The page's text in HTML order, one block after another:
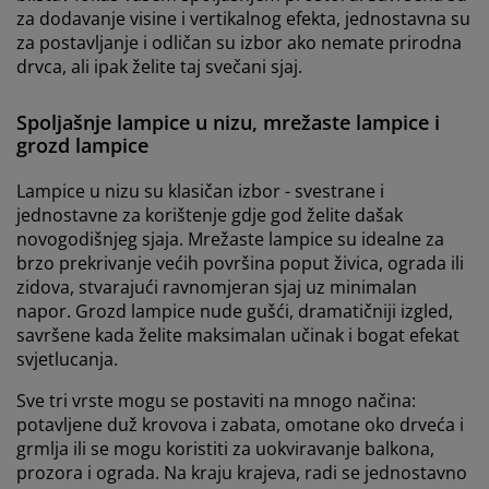
za dodavanje visine i vertikalnog efekta, jednostavna su
za postavljanje i odličan su izbor ako nemate prirodna
drvca, ali ipak želite taj svečani sjaj.
Spoljašnje lampice u nizu, mrežaste lampice i
grozd lampice
Lampice u nizu su klasičan izbor - svestrane i
jednostavne za korištenje gdje god želite dašak
novogodišnjeg sjaja. Mrežaste lampice su idealne za
brzo prekrivanje većih površina poput živica, ograda ili
zidova, stvarajući ravnomjeran sjaj uz minimalan
napor. Grozd lampice nude gušći, dramatičniji izgled,
savršene kada želite maksimalan učinak i bogat efekat
svjetlucanja.
Sve tri vrste mogu se postaviti na mnogo načina:
potavljene duž krovova i zabata, omotane oko drveća i
grmlja ili se mogu koristiti za uokviravanje balkona,
prozora i ograda. Na kraju krajeva, radi se jednostavno